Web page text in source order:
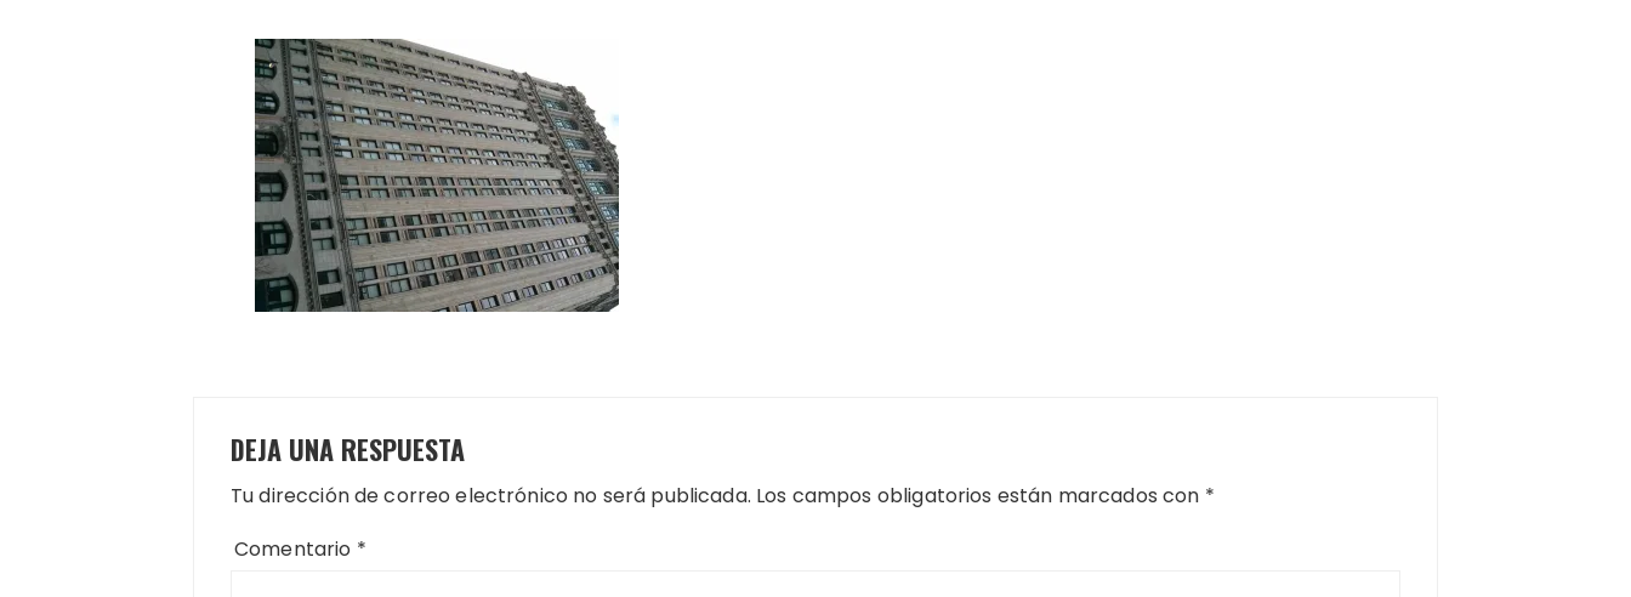
DEJA UNA RESPUESTA
Tu dirección de correo electrónico no será publicada. Los campos obligatorios están marcados con *
Comentario *